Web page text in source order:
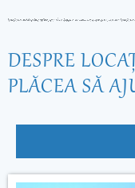
DESPRE
PLĂCEA SĂ